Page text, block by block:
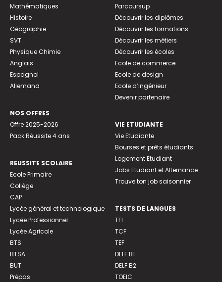
Mathématiques
Histoire
Géographie
SVT
Physique Chimie
Anglais
Espagnol
Allemand
NOS OFFRES
Offre 2025-2026
Pack Réussite 4 ans
REUSSITE SCOLAIRE
Ecole Primaire
Collège
CAP
Lycée général et technologique
Lycée Professionnel
Lycée Agricole
BTS
BTSA
BUT
Prépas
Parcoursup
Découvrir les diplômes
Découvrir les formations
Découvrir les métiers
Découvrir les écoles
Ecole de commerce
Ecole de design
Ecole d’ingénieur
Devenir partenaire
VIE ETUDIANTE
Vie Etudiante
Bourses et prêts étudiants
Logement Etudiant
Jobs Etudiant et Alternance
Trouve ton job saisonnier
TESTS DE LANGUES
TFI
TCF
TEF
DELF B1
DELF B2
TOEIC